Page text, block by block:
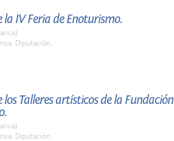
la IV Feria de Enoturismo.
Diputación.
los Talleres artísticos de la Fundación
Diputación.